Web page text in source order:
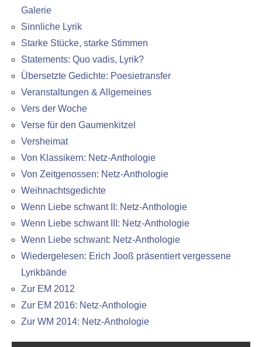
Galerie
Sinnliche Lyrik
Starke Stücke, starke Stimmen
Statements: Quo vadis, Lyrik?
Übersetzte Gedichte: Poesietransfer
Veranstaltungen & Allgemeines
Vers der Woche
Verse für den Gaumenkitzel
Versheimat
Von Klassikern: Netz-Anthologie
Von Zeitgenossen: Netz-Anthologie
Weihnachtsgedichte
Wenn Liebe schwant II: Netz-Anthologie
Wenn Liebe schwant III: Netz-Anthologie
Wenn Liebe schwant: Netz-Anthologie
Wiedergelesen: Erich Jooß präsentiert vergessene
Lyrikbände
Zur EM 2012
Zur EM 2016: Netz-Anthologie
Zur WM 2014: Netz-Anthologie